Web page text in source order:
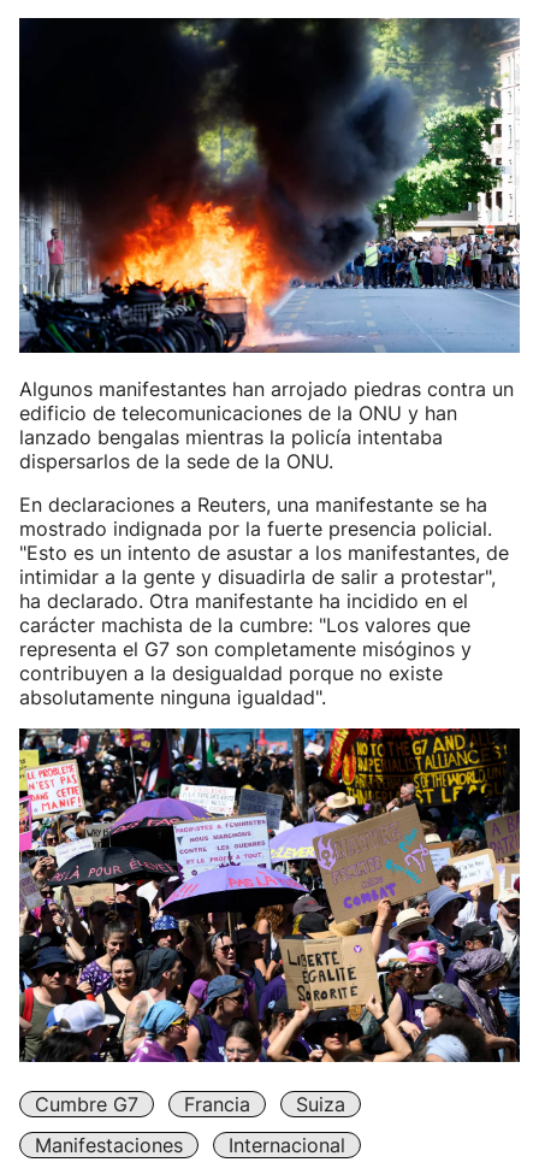
Algunos manifestantes han arrojado piedras contra un
edificio de telecomunicaciones de la ONU y han
lanzado bengalas mientras la policía intentaba
dispersarlos de la sede de la ONU.
En declaraciones a Reuters, una manifestante se ha
mostrado indignada por la fuerte presencia policial.
"Esto es un intento de asustar a los manifestantes, de
intimidar a la gente y disuadirla de salir a protestar",
ha declarado. Otra manifestante ha incidido en el
carácter machista de la cumbre: "Los valores que
representa el G7 son completamente misóginos y
contribuyen a la desigualdad porque no existe
absolutamente ninguna igualdad".
Cumbre G7 Francia
Suiza
Manifestaciones
Internacional